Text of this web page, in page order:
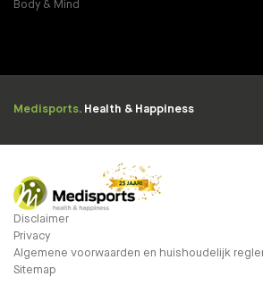
Body & Mind
Medisports. Health & Happiness
Disclaimer
Privacy
Algemene voorwaarden en huishoudelijk
Sitemap